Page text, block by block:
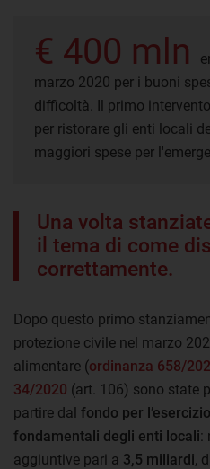
€ 400 mln
marzo 2020 per i buoni
difficoltà. Il primo
per ristorare gli enti locali
maggiori spese per
Una volta
il tema di come
correttamente.
Dopo questo primo
protezione civile nel marzo
alimentare (ordinanza 658/
34/2020 (art. 106) sono state
partire dal fondo per
fondamentali degli enti locali:
aggiuntive pari a 3,5 miliardi,